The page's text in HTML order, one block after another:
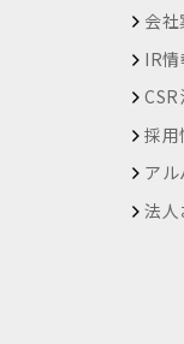
会
IR
採
ア
法